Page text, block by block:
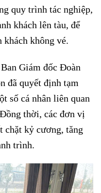
quy trình tác nghiệp,
khách lên tàu, để
khách không vé.
Giám đốc Đoàn
đã quyết định tạm
số cá nhân liên quan
thời, các đơn vị
chặt kỷ cương, tăng
trình.